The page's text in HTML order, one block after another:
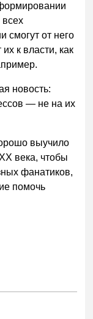
смогут от него
к власти, как
новость:
— не на их
выучило
века, чтобы
фанатиков,
помочь